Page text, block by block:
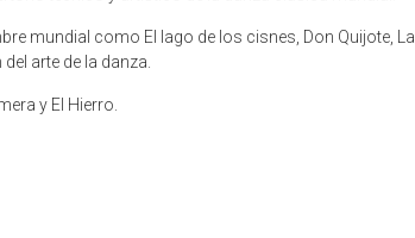
mundial como El lago de los cisnes, Don Quijote, La
arte de la danza.
y El Hierro.